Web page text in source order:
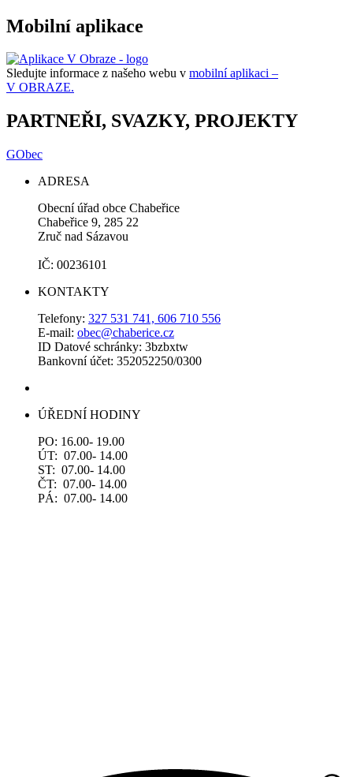
Mobilní aplikace
Sledujte informace z našeho webu v mobilní aplikaci –
V OBRAZE.
PARTNEŘI, SVAZKY, PROJEKTY
GObec
ADRESA
Obecní úřad obce Chabeřice
Chabeřice 9, 285 22
Zruč nad Sázavou
IČ: 00236101
KONTAKTY
Telefony: 327 531 741, 606 710 556
E-mail: obec@chaberice.cz
ID Datové schránky: 3bzbxtw
Bankovní účet: 352052250/0300
ÚŘEDNÍ HODINY
PO: 16.00- 19.00
ÚT: 07.00- 14.00
ST: 07.00- 14.00
ČT: 07.00- 14.00
PÁ: 07.00- 14.00